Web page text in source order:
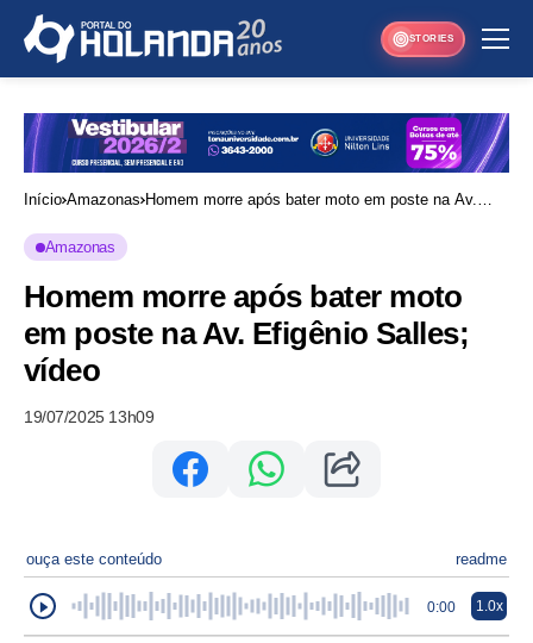
STORIES
Início Amazonas Homem morre após bater moto em poste na Av.
Amazonas
Homem morre após bater moto
em poste na Av. Efigênio Salles;
vídeo
19/07/2025 13h09
ouça este conteúdo readme
0:00 1.0x